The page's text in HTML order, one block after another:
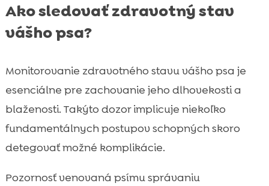
Ako sledovať zdravotný stav
vášho psa?
Monitorovanie zdravotného stavu vášho psa je
esenciálne pre zachovanie jeho dlhovekosti a
blaženosti. Takýto dozor implicuje niekoľko
fundamentálnych postupov schopných skoro
detegovať možné komplikácie.
Pozornosť venovaná psímu správaniu